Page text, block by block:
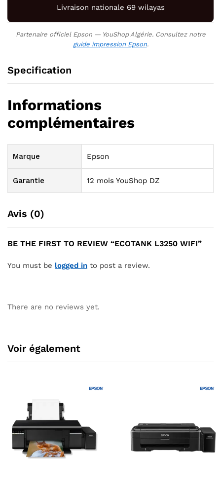
Livraison nationale 69 wilayas
Partenaire officiel Epson — YouShop Algérie. Consultez notre
guide impression Epson.
Specification
Informations
complémentaires
Marque Epson
Garantie 12 mois YouShop DZ
Avis (0)
BE THE FIRST TO REVIEW “ECOTANK L3250 WIFI”
You must be logged in to post a review.
There are no reviews yet.
Voir également